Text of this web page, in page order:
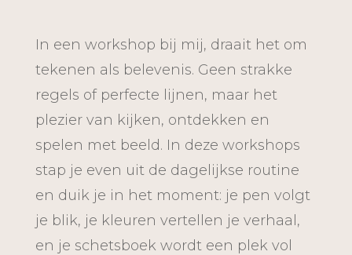
In een workshop bij mij, draait het om
tekenen als belevenis. Geen strakke
regels of perfecte lijnen, maar het
plezier van kijken, ontdekken en
spelen met beeld. In deze workshops
stap je even uit de dagelijkse routine
en duik je in het moment: je pen volgt
je blik, je kleuren vertellen je verhaal,
en je schetsboek wordt een plek vol